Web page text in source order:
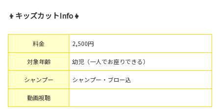
👦キッズカットInfo👧
料金 2,500円
対象年齢 幼児（一人でお座りできる）
シャンプー シャンプー・ブロー込
動画視聴